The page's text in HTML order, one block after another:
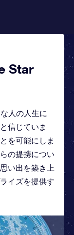
Star
人の人生に
信じていま
を可能にしま
の提携につい
い出を築き上
イズを提供す